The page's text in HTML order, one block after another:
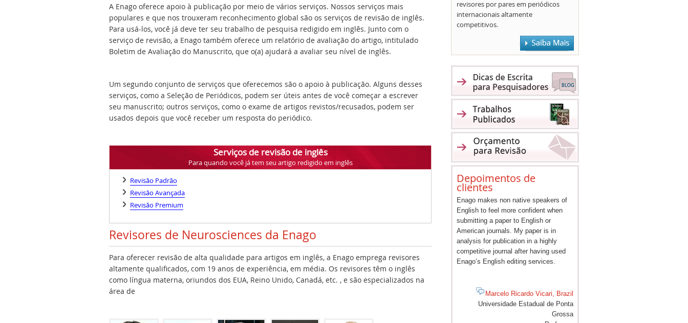
A Enago oferece apoio à publicação por meio de vários serviços. Nossos serviços mais
populares e que nos trouxeram reconhecimento global são os serviços de revisão de inglês.
Para usá-los, você já deve ter seu trabalho de pesquisa redigido em inglês. Junto com o
serviço de revisão, a Enago também oferece um relatório de avaliação do artigo, intitulado
Boletim de Avaliação do Manuscrito, que o(a) ajudará a avaliar seu nível de inglês.
Um segundo conjunto de serviços que oferecemos são o apoio à publicação. Alguns desses
serviços, como a Seleção de Periódicos, podem ser úteis antes de você começar a escrever
seu manuscrito; outros serviços, como o exame de artigos revistos/recusados, podem ser
usados depois que você receber um resposta do periódico.
Serviços de revisão de inglês
Para quando você já tem seu artigo redigido em inglês
Revisão Padrão
Revisão Avançada
Revisão Premium
Revisores de Neurosciences da Enago
Para oferecer revisão de alta qualidade para artigos em inglês, a Enago emprega revisores
altamente qualificados, com 19 anos de experiência, em média. Os revisores têm o inglês
como língua materna, oriundos dos EUA, Reino Unido, Canadá, etc. , e são especializados na
área de
revisores por pares em periódicos
internacionais altamente
competitivos.
Depoimentos de
clientes
Enago makes non native speakers of
English to feel more confident when
submitting a paper to English or
American journals. My paper is in
analysis for publication in a highly
competitive journal after having used
Enago’s English editing services.
Marcelo Ricardo Vicari, Brazil
Universidade Estadual de Ponta
Grossa